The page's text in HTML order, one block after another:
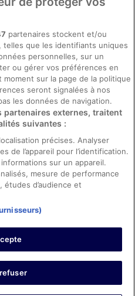
BONUS+ d’ebookers
de contenus
de propriété de vacances
et Eurocard.
d’Expedia Group. Tous droits
sont des marques
d’Expedia, Inc.
partenaires stockent et/ou
telles que les identifiants uniques
personnelles, sur un
ou gérer vos préférences en
sur la page de la politique
seront signalées à nos
les données de navigation.
partenaires externes, traitent
suivantes :
précises. Analyser
de l’appareil pour l’identification.
sur un appareil.
mesure de performance
d’audience et